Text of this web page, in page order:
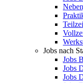
Jobs nach
Jobs
Jobs
Jobs